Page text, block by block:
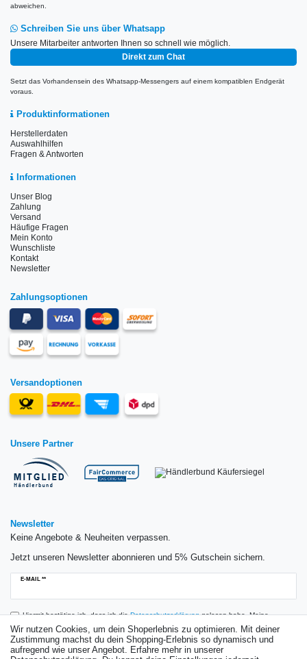
abweichen.
Schreiben Sie uns über Whatsapp
Unsere Mitarbeiter antworten Ihnen so schnell wie möglich.
Direkt zum Chat
Setzt das Vorhandensein des Whatsapp-Messengers auf einem kompatiblen Endgerät
voraus.
Produktinformationen
Herstellerdaten
Auswahlhilfen
Fragen & Antworten
Informationen
Unser Blog
Zahlung
Versand
Häufige Fragen
Mein Konto
Wunschliste
Kontakt
Newsletter
Zahlungsoptionen
Versandoptionen
Unsere Partner
Newsletter
Keine Angebote & Neuheiten verpassen.
Jetzt unseren Newsletter abonnieren und 5% Gutschein sichern.
E-MAIL **
Newsletter
Hiermit bestätige ich, dass ich dieDaten­schutz­erklärunggelesen habe. Meine
Einwilligung kann ich jederzeit widerrufen.**
Wir nutzen Cookies, um dein Shoperlebnis zu optimieren. Mit deiner
Zustimmung machst du dein Shopping-Erlebnis so dynamisch und
aufregend wie unser Angebot. Erfahre mehr in unserer